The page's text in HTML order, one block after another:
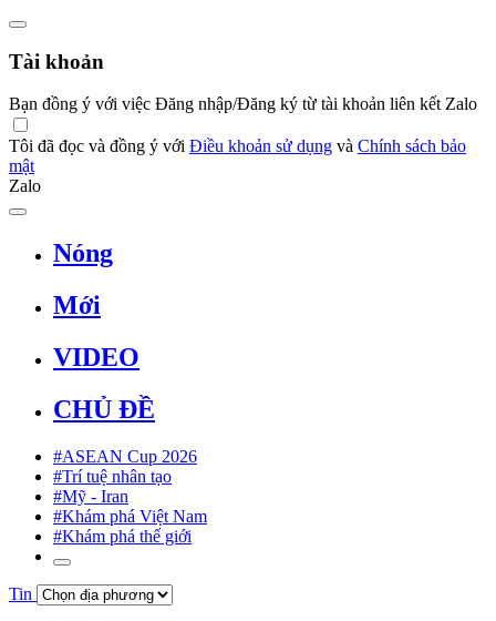
Tài khoản
Bạn đồng ý với việc Đăng nhập/Đăng ký từ tài khoản liên kết Zalo
Tôi đã đọc và đồng ý với Điều khoản sử dụng và Chính sách bảo
mật
Zalo
Nóng
Mới
VIDEO
CHỦ ĐỀ
#ASEAN Cup 2026
#Trí tuệ nhân tạo
#Mỹ - Iran
#Khám phá Việt Nam
#Khám phá thế giới
Tin